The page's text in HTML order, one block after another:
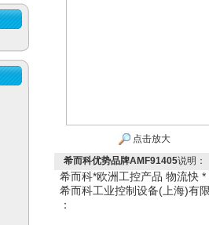
点击放大
希而科优势品牌AMF91405说明：
希而科*欧洲工控产品 物流
希而科工业控制设备(上海)
：